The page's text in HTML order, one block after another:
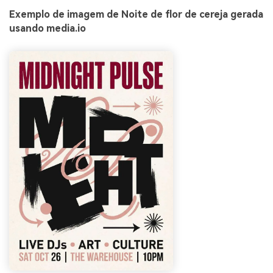
Exemplo de imagem de Noite de flor de cereja gerada
usando media.io